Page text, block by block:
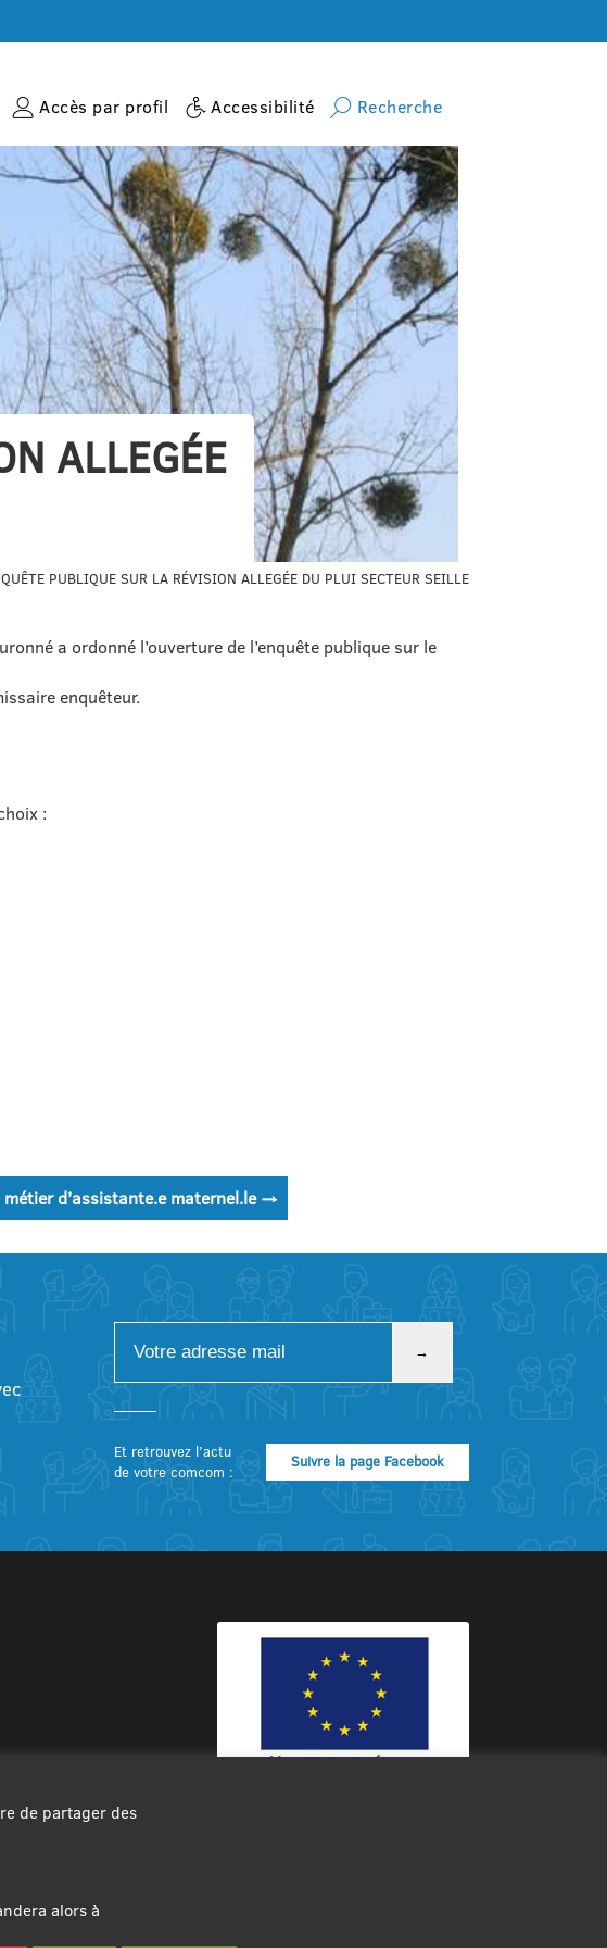
Accès par profil Accessibilité Recherche
ALLEGÉE
PUBLIQUE SUR LA RÉVISION ALLEGÉE DU PLUI SECTEUR SEILLE
a ordonné l’ouverture de l’enquête publique sur le
enquêteur.
:
d’assistante.e maternel.le→
Et retrouvez l’actu
de votre comcom :
Suivre la page Facebook
de partager des
alors à